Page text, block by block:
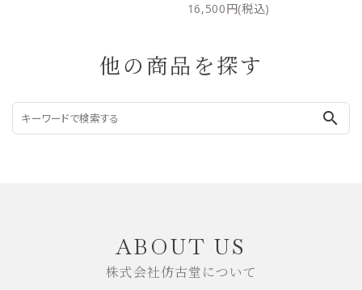
16,500円(税込)
他の商品を探す
search
ABOUT US
株式会社仿古堂について